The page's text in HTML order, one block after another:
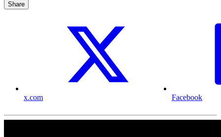
Share
x.com Facebook